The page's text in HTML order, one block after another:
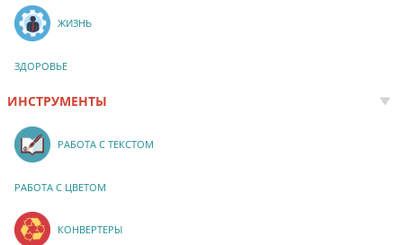
ЖИЗНЬ
ЗДОРОВЬЕ
ИНСТРУМЕНТЫ
РАБОТА С ТЕКСТОМ
РАБОТА С ЦВЕТОМ
КОНВЕРТЕРЫ